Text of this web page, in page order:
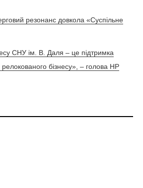
резонанс довкола «Суспільне
СНУ ім. В. Даля – це підтримка
бізнесу», – голова НР